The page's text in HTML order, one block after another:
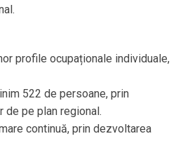
profile ocupaționale individuale,
522 de persoane, prin
de pe plan regional.
continuă, prin dezvoltarea